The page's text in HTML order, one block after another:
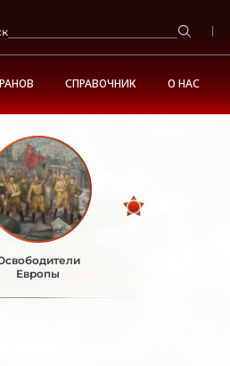
СПРАВОЧНИК О НАС
Европы